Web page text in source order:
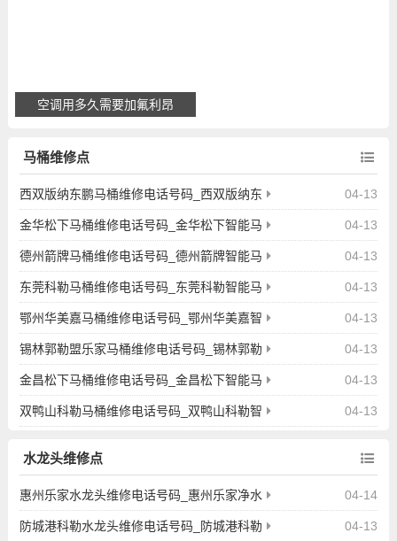
空调用多久需要加氟利昂
马桶维修点
04-13
西双版纳东鹏马桶维修电话号码_西双版纳东
鹏智能马桶上门疏通维修服务电话查询 04-13
金华松下马桶维修电话号码_金华松下智能马
桶上门疏通维修服务电话查询 04-13
德州箭牌马桶维修电话号码_德州箭牌智能马
桶上门疏通维修服务电话查询 04-13
东莞科勒马桶维修电话号码_东莞科勒智能马
桶上门疏通维修服务电话查询 04-13
鄂州华美嘉马桶维修电话号码_鄂州华美嘉智
能马桶上门疏通维修服务电话查询 04-13
锡林郭勒盟乐家马桶维修电话号码_锡林郭勒
盟乐家智能马桶上门疏通维修服务电话查询 04-13
金昌松下马桶维修电话号码_金昌松下智能马
桶上门疏通维修服务电话查询 04-13
双鸭山科勒马桶维修电话号码_双鸭山科勒智
水龙头维修点
04-14
惠州乐家水龙头维修电话号码_惠州乐家净水
水龙头上门维修服务电话查询 04-13
防城港科勒水龙头维修电话号码_防城港科勒